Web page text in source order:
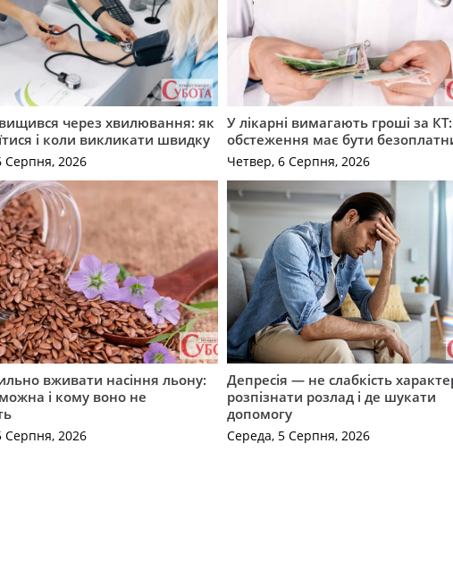
через хвилювання: як
і коли викликати швидку
Серпня, 2026
У лікарні вимагають гроші за
обстеження має бути
Четвер, 6 Серпня, 2026
вживати насіння льону:
і кому воно не
Серпня, 2026
Депресія — не слабкість
розпізнати розлад і де шукати
допомогу
Середа, 5 Серпня, 2026